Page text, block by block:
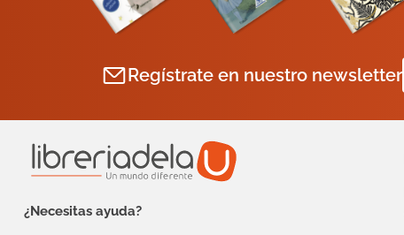
Regístrate en nuestro newsletter
¿Necesitas ayuda?